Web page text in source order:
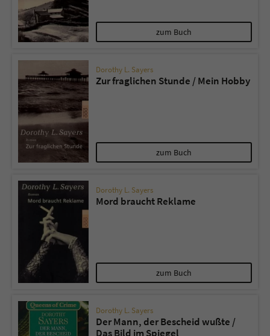
zum Buch
Dorothy L. Sayers
Zur fraglichen Stunde / Mein Hobby
zum Buch
Dorothy L. Sayers
Mord braucht Reklame
zum Buch
Dorothy L. Sayers
Der Mann, der Bescheid wußte /
Das Bild im Spiegel